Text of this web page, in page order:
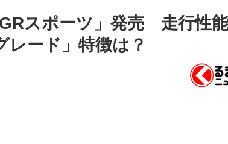
GRスポーツ」発売 走行性能
レード」特徴は？